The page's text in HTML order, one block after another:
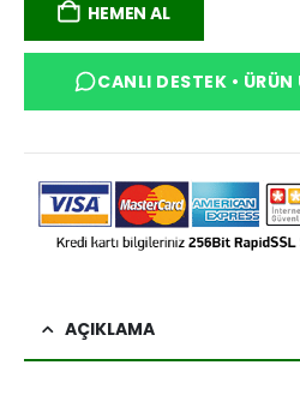
HEMEN AL
CANLI DESTEK •
AÇIKLAMA